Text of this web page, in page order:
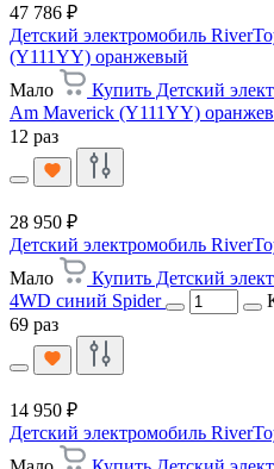
47 786 ₽
Детский электромобиль
(Y111YY) оранжевый
Мало
Купить Детский
Am Maverick (Y111YY)
12 раз
28 950 ₽
Детский электромобиль
Мало
Купить Детский
4WD синий Spider
69 раз
14 950 ₽
Детский электромобиль